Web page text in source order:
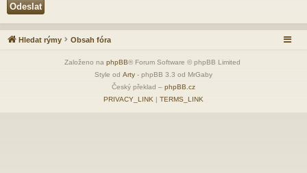
Hledat rýmy Obsah fóra
Založeno na phpBB® Forum Software © phpBB Limited
Style od Arty - phpBB 3.3 od MrGaby
Český překlad – phpBB.cz
PRIVACY_LINK | TERMS_LINK